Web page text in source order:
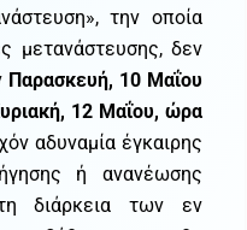
την οποία
μετανάστευσης, δεν
Παρασκευή, 10 Μαΐου
12 Μαΐου, ώρα
αδυναμία έγκαιρης
ή ανανέωσης
διάρκεια των εν